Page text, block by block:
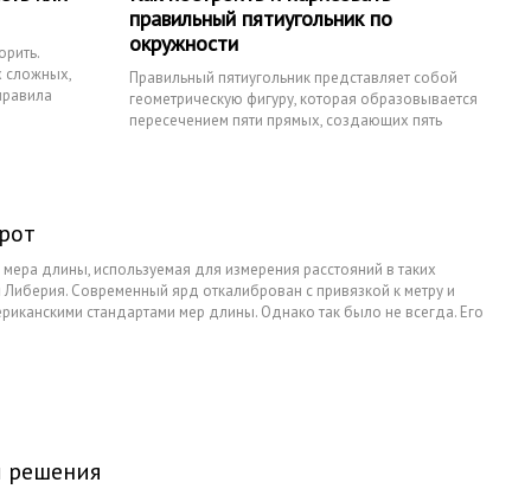
сложных,
и
говорить
правильный пятиугольник по
окружности
Правильный пятиугольник представляет собой
геометрическую фигуру, которая образовывается
пересечением пяти прямых, создающих пять
длины, используемая для измерения расстояний в таких
Современный ярд откалиброван с привязкой к метру и
стандартами мер длины. Однако так было не всегда. Его